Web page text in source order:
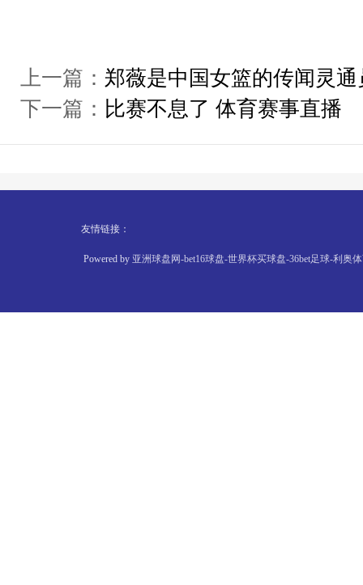
上一篇： 郑薇是中国女篮的传闻灵
下一篇： 比赛不息了 体育赛事直播
友情链接：
Powered by 亚洲球盘网-bet16球盘-世界杯买球盘-36bet足球-利奥